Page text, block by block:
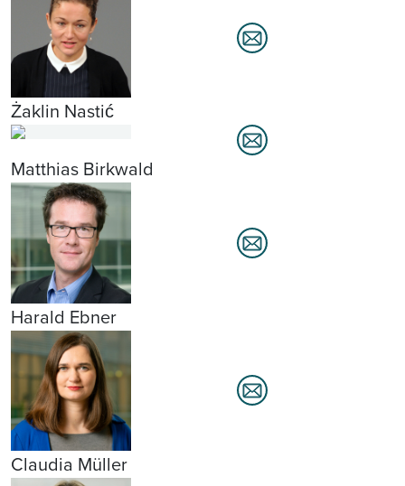
Żaklin Nastić
Matthias Birkwald
Harald Ebner
Claudia Müller